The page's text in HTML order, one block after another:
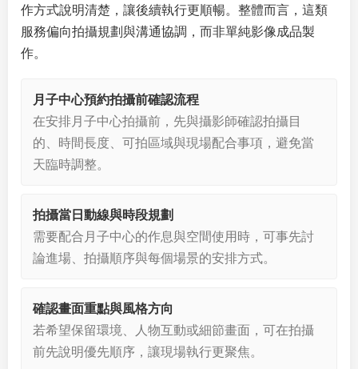
作方式說明清楚，讓後續執行更順暢。整體而言，這類
服務偏向拍攝規劃與溝通協調，而非單純影像成品製
作。
月子中心預約拍攝前確認流程
在安排月子中心拍攝前，先與攝影師確認拍攝目
的、時間長度、可拍區域與現場配合事項，避免當
天臨時調整。
拍攝當日動線與時段規劃
需要配合月子中心的作息與空間使用時，可事先討
論進場、拍攝順序與每個場景的安排方式。
確認畫面重點與風格方向
若希望保留環境、人物互動或細節畫面，可在拍攝
前先說明優先順序，讓現場執行更聚焦。